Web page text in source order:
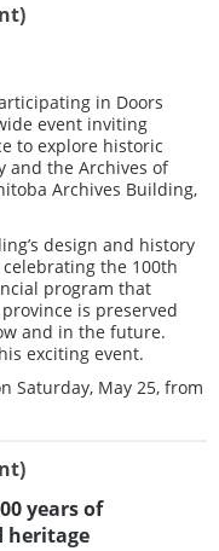
in Doors
event inviting
to explore historic
and the Archives of
Archives Building,
design and history
the 100th
program that
is preserved
and in the future.
exciting event.
Saturday, May 25, from
years of
heritage